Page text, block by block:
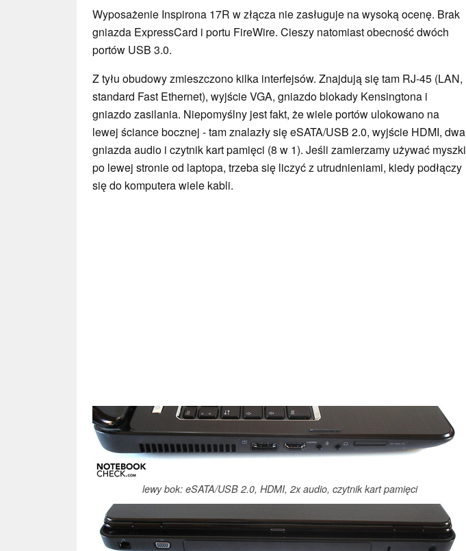
Wyposażenie Inspirona 17R w złącza nie zasługuje na wysoką ocenę. Brak
gniazda ExpressCard i portu FireWire. Cieszy natomiast obecność dwóch
portów USB 3.0.
Z tyłu obudowy zmieszczono kilka interfejsów. Znajdują się tam RJ-45 (LAN,
standard Fast Ethernet), wyjście VGA, gniazdo blokady Kensingtona i
gniazdo zasilania. Niepomyślny jest fakt, że wiele portów ulokowano na
lewej ściance bocznej - tam znalazły się eSATA/USB 2.0, wyjście HDMI, dwa
gniazda audio i czytnik kart pamięci (8 w 1). Jeśli zamierzamy używać myszki
po lewej stronie od laptopa, trzeba się liczyć z utrudnieniami, kiedy podłączy
się do komputera wiele kabli.
lewy bok: eSATA/USB 2.0, HDMI, 2x audio, czytnik kart pamięci